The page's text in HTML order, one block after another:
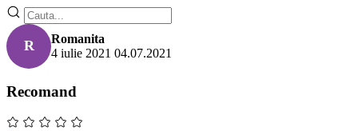
R
Romanita
4 iulie 2021 04.07.2021
Recomand